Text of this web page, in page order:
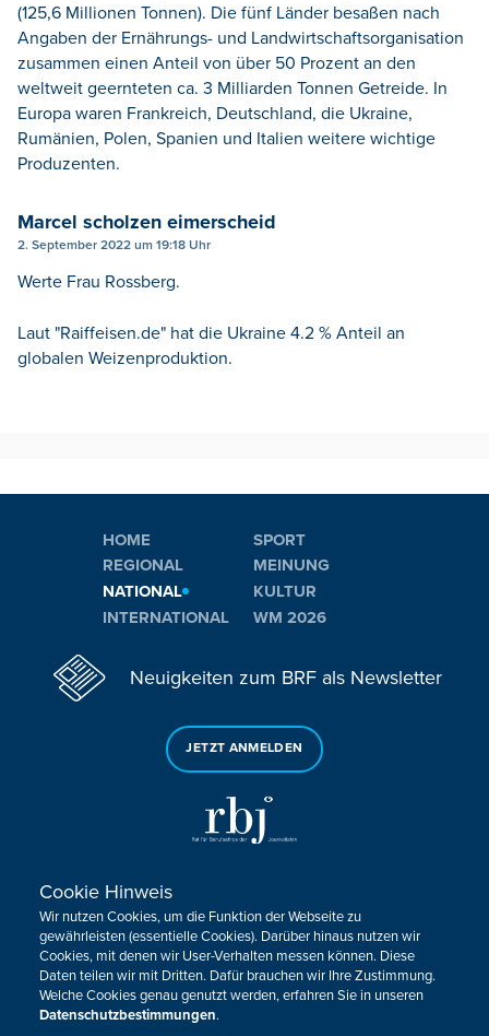
(125,6 Millionen Tonnen). Die fünf Länder besaßen nach
Angaben der Ernährungs- und Landwirtschaftsorganisation
zusammen einen Anteil von über 50 Prozent an den
weltweit geernteten ca. 3 Milliarden Tonnen Getreide. In
Europa waren Frankreich, Deutschland, die Ukraine,
Rumänien, Polen, Spanien und Italien weitere wichtige
Produzenten.
Marcel scholzen eimerscheid
2. September 2022 um 19:18 Uhr
Werte Frau Rossberg.
Laut "Raiffeisen.de" hat die Ukraine 4.2 % Anteil an
globalen Weizenproduktion.
HOME
REGIONAL
NATIONAL
INTERNATIONAL
SPORT
MEINUNG
KULTUR
WM 2026
Neuigkeiten zum BRF als Newsletter
JETZT ANMELDEN
Sie haben noch Fragen oder Anmerkungen?
KONTAKTIEREN SIE UNS!
Impressum Datenschutz Kontakt
Barrierefreiheit
Cookie-Zustimmung anpassen
Cookie Hinweis
Wir nutzen Cookies, um die Funktion der Webseite zu
gewährleisten (essentielle Cookies). Darüber hinaus nutzen wir
Cookies, mit denen wir User-Verhalten messen können. Diese
Daten teilen wir mit Dritten. Dafür brauchen wir Ihre Zustimmung.
Welche Cookies genau genutzt werden, erfahren Sie in unseren
Datenschutzbestimmungen.